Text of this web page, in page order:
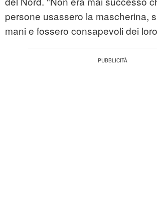
persone usassero la mascherina,
mani e fossero consapevoli dei